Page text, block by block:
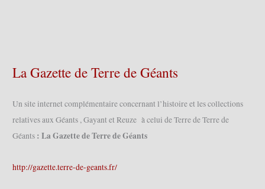
La Gazette de Terre de Géants
Un site internet complémentaire concernant l’histoire et les collections
relatives aux Géants , Gayant et Reuze à celui de Terre de Terre de
Géants : La Gazette de Terre de Géants
http://gazette.terre-de-geants.fr/